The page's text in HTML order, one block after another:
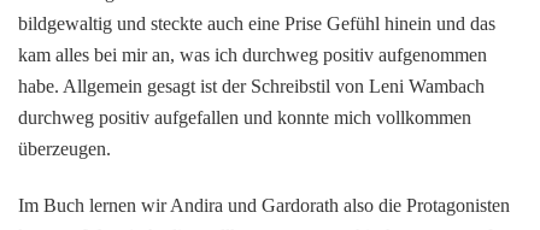
bildgewaltig und steckte auch eine Prise Gefühl hinein und das
kam alles bei mir an, was ich durchweg positiv aufgenommen
habe. Allgemein gesagt ist der Schreibstil von Leni Wambach
durchweg positiv aufgefallen und konnte mich vollkommen
überzeugen.
Im Buch lernen wir Andira und Gardorath also die Protagonisten